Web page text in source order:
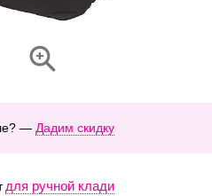
— Дадим скидку
для ручной клади